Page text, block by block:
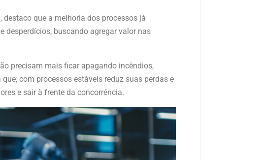
que a melhoria dos processos já
desperdícios, buscando agregar valor nas
precisam mais ficar apagando incêndios,
com processos estáveis reduz suas perdas e
e sair à frente da concorrência.